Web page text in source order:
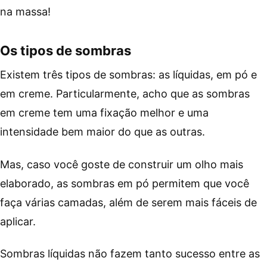
na massa!
Os tipos de sombras
Existem três tipos de sombras: as líquidas, em pó e
em creme. Particularmente, acho que as sombras
em creme tem uma fixação melhor e uma
intensidade bem maior do que as outras.
Mas, caso você goste de construir um olho mais
elaborado, as sombras em pó permitem que você
faça várias camadas, além de serem mais fáceis de
aplicar.
Sombras líquidas não fazem tanto sucesso entre as